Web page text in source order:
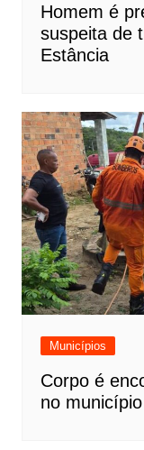
Homem é
suspeita de
Estância
Municípios
Corpo é
no